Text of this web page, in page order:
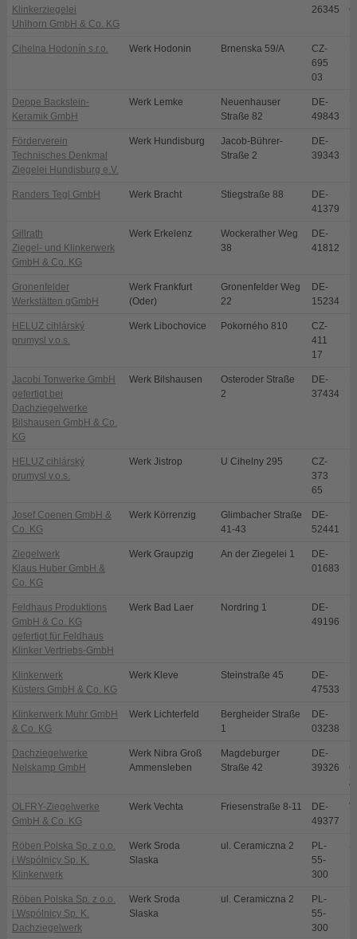
Klinkerziegelei
Uhlhorn GmbH & Co. KG
26345
Cihelna Hodonín s.r.o. Werk Hodonin Brnenska 59/A
CZ-
695
03
Deppe Backstein-
Keramik GmbH
Werk Lemke
Neuenhauser
Straße 82
DE-
49843
Förderverein
Technisches Denkmal
Ziegelei Hundisburg e.V.
Werk Hundisburg
Jacob-Bührer-
Straße 2
DE-
39343
Randers Tegl GmbH Werk Bracht Stiegstraße 88
DE-
41379
Gillrath
Ziegel- und Klinkerwerk
GmbH & Co. KG
Werk Erkelenz
Wockerather Weg
38
DE-
41812
Gronenfelder
Werkstätten gGmbH
Werk Frankfurt
(Oder)
Gronenfelder Weg
22
DE-
15234
HELUZ cihlárský
prumysl v.o.s.
Werk Libochovice Pokorného 810
CZ-
411
17
Jacobi Tonwerke GmbH
gefertigt bei
Dachziegelwerke
Bilshausen GmbH & Co.
KG
Werk Bilshausen
Osteroder Straße
2
DE-
37434
HELUZ cihlárský
prumysl v.o.s.
Werk Jistrop U Cihelny 295
CZ-
373
65
Josef Coenen GmbH &
Co. KG
Werk Körrenzig
Glimbacher Straße
41-43
DE-
52441
Ziegelwerk
Klaus Huber GmbH &
Co. KG
Werk Graupzig An der Ziegelei 1
DE-
01683
Feldhaus Produktions
GmbH & Co. KG
gefertigt für Feldhaus
Klinker Vertriebs-GmbH
Werk Bad Laer Nordring 1
DE-
49196
Klinkerwerk
Küsters GmbH & Co. KG
Werk Kleve Steinstraße 45
DE-
47533
Klinkerwerk Muhr GmbH
& Co. KG
Werk Lichterfeld
Bergheider Straße
1
DE-
03238
Dachziegelwerke
Nelskamp GmbH
Werk Nibra Groß
Ammensleben
Magdeburger
Straße 42
DE-
39326
OLFRY-Ziegelwerke
GmbH & Co. KG
Werk Vechta Friesenstraße 8-11
DE-
49377
Röben Polska Sp. z o.o.
i Wspólnicy Sp. K.
Klinkerwerk
Werk Sroda
Slaska
ul. Ceramiczna 2
PL-
55-
300
Röben Polska Sp. z o.o.
i Wspólnicy Sp. K.
Dachziegelwerk
Werk Sroda
Slaska
ul. Ceramiczna 2
PL-
55-
300